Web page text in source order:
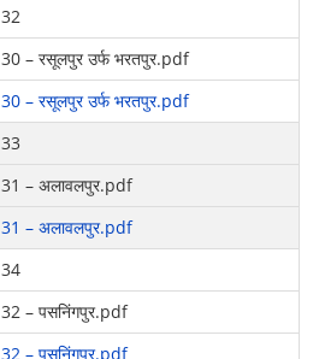
32
30 – रसूलपुर उर्फ भरतपुर.pdf
30 – रसूलपुर उर्फ भरतपुर.pdf
33
31 – अलावलपुर.pdf
31 – अलावलपुर.pdf
34
32 – पसनिंगपुर.pdf
32 – पसनिंगपुर.pdf